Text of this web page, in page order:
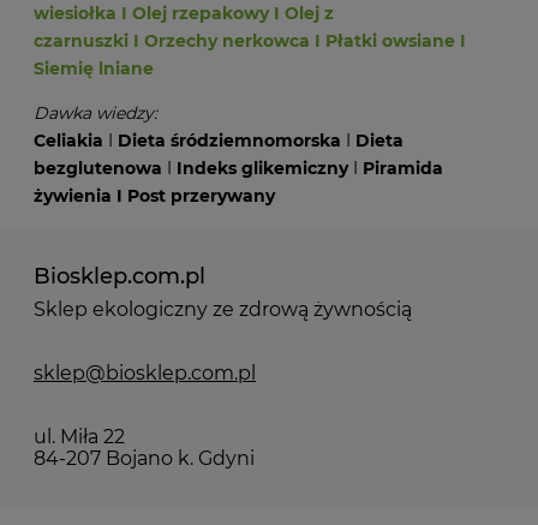
wiesiołka I Olej rzepakowyI Olej z
czarnuszki I Orzechy nerkowca I Płatki owsiane I
Siemię lniane
Dawka wiedzy:
Celiakia I Dieta śródziemnomorska I Dieta
bezglutenowa I Indeks glikemicznyI Piramida
żywienia I Post przerywany
Biosklep.com.pl
Sklep ekologiczny ze zdrową żywnością
sklep@biosklep.com.pl
ul. Miła 22
84-207 Bojano k. Gdyni